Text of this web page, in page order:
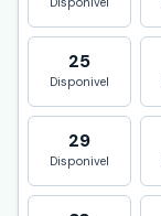
25
Disponivel
29
Disponivel